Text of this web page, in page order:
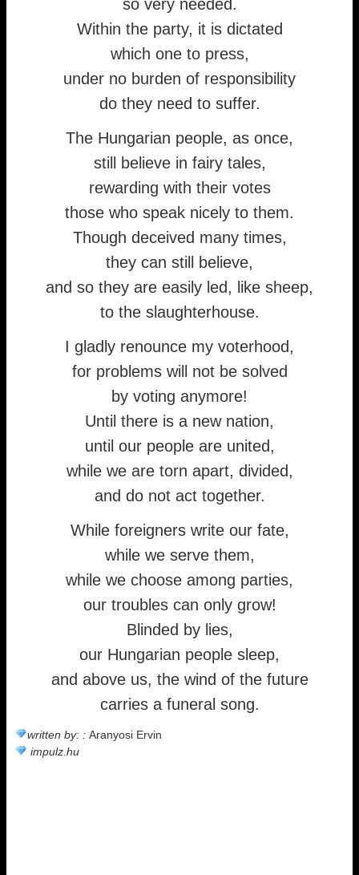
so very needed.
Within the party, it is dictated
which one to press,
under no burden of responsibility
do they need to suffer.
The Hungarian people, as once,
still believe in fairy tales,
rewarding with their votes
those who speak nicely to them.
Though deceived many times,
they can still believe,
and so they are easily led, like sheep,
to the slaughterhouse.
I gladly renounce my voterhood,
for problems will not be solved
by voting anymore!
Until there is a new nation,
until our people are united,
while we are torn apart, divided,
and do not act together.
While foreigners write our fate,
while we serve them,
while we choose among parties,
our troubles can only grow!
Blinded by lies,
our Hungarian people sleep,
and above us, the wind of the future
carries a funeral song.
written by: : Aranyosi Ervin
impulz.hu